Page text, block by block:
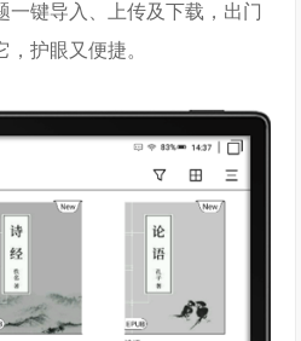
一键导入、上传及下载，出门
，护眼又便捷。